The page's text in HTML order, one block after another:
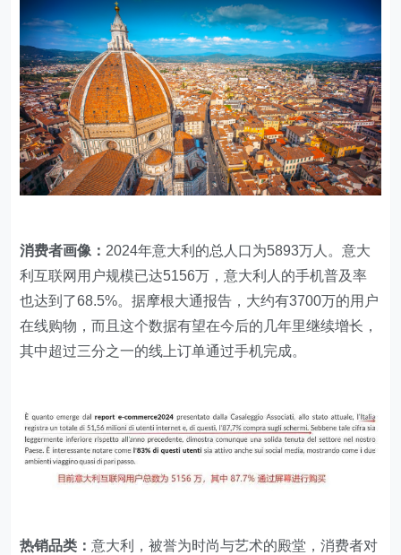
消费者画像：‌2024年意大利的总人口为5893万人‌‌。意大
利互联网用户规模已达5156万，意大利人的手机普及率
也达到了68.5%。据摩根大通报告，大约有3700万的用户
在线购物，而且这个数据有望在今后的几年里继续增长，
其中超过三分之一的线上订单通过手机完成。
热销品类：意大利，被誉为时尚与艺术的殿堂，消费者对